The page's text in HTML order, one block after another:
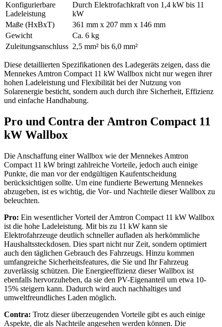
Konfigurierbare
Ladeleistung
Durch Elektrofachkraft von 1,4 kW bis 11
kW
Maße (HxBxT)
361 mm x 207 mm x 146 mm
Gewicht
Ca. 6 kg
Zuleitungsanschluss 2,5 mm² bis 6,0 mm²
Diese detaillierten Spezifikationen des Ladegeräts zeigen, dass die
Mennekes Amtron Compact 11 kW Wallbox nicht nur wegen ihrer
hohen Ladeleistung und Flexibilität bei der Nutzung von
Solarenergie besticht, sondern auch durch ihre Sicherheit, Effizienz
und einfache Handhabung.
Pro und Contra der Amtron Compact 11
kW Wallbox
Die Anschaffung einer Wallbox wie der Mennekes Amtron
Compact 11 kW bringt zahlreiche Vorteile, jedoch auch einige
Punkte, die man vor der endgültigen Kaufentscheidung
berücksichtigen sollte. Um eine fundierte Bewertung Mennekes
abzugeben, ist es wichtig, die Vor- und Nachteile dieser Wallbox zu
beleuchten.
Pro: Ein wesentlicher Vorteil der Amtron Compact 11 kW Wallbox
ist die hohe Ladeleistung. Mit bis zu 11 kW kann sie
Elektrofahrzeuge deutlich schneller aufladen als herkömmliche
Haushaltssteckdosen. Dies spart nicht nur Zeit, sondern optimiert
auch den täglichen Gebrauch des Fahrzeugs. Hinzu kommen
umfangreiche Sicherheitsfeatures, die Sie und Ihr Fahrzeug
zuverlässig schützen. Die Energieeffizienz dieser Wallbox ist
ebenfalls hervorzuheben, da sie den PV-Eigenanteil um etwa 10-
15% steigern kann. Dadurch wird auch nachhaltiges und
umweltfreundliches Laden möglich.
Contra: Trotz dieser überzeugenden Vorteile gibt es auch einige
Aspekte, die als Nachteile angesehen werden können. Die